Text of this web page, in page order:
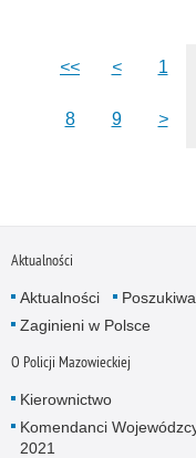
<< < 1
8 9 >
Aktualności
Aktualności
Zaginieni w Polsce
O Policji Mazowieckiej
Kierownictwo
Komendanci
2021